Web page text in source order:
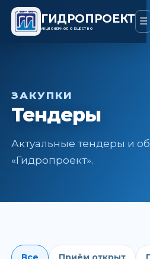
ГИДРОПРОЕКТ
АКЦИОНЕРНОЕ ОБЩЕСТВО
☰
ЗАКУПКИ
Тендеры
Актуальные тендеры и
«Гидропроект».